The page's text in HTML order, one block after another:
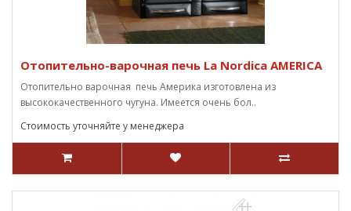
Отопительно-варочная печь La Nordica AMERICA
Отопительно варочная печь Америка изготовлена из
высококачественного чугуна. Имеется очень бол..
Стоимость уточняйте у менеджера